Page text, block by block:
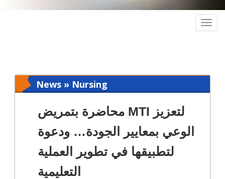
News » Nursing
محاضرة بتمريض MTI لتعزيز
الوعي بمعايير الجودة… ودعوة
لتطبيقها في تطوير العملية
التعليمية